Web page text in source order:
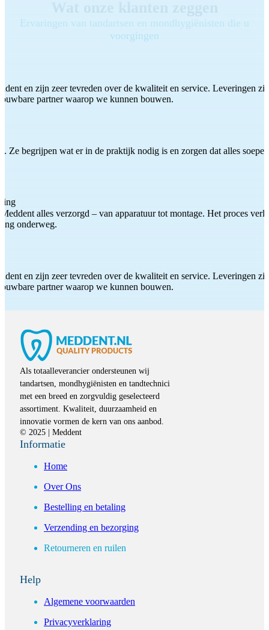
Ervaringen van tandartsen en mondhygiënisten die u
voorgingen
en zijn zeer tevreden over de kwaliteit en service. Leveringen
partner waarop we kunnen bouwen.
Ze begrijpen wat er in de praktijk nodig is en zorgen dat alles
alles verzorgd – van apparatuur tot montage. Het proces
onderweg.
en zijn zeer tevreden over de kwaliteit en service. Leveringen
partner waarop we kunnen bouwen.
Als totaalleverancier ondersteunen wij
tandartsen, mondhygiënisten en tandtechnici
met een breed en zorgvuldig geselecteerd
assortiment. Kwaliteit, duurzaamheid en
innovatie vormen de kern van ons aanbod.
© 2025 | Meddent
Informatie
Home
Over Ons
Bestelling en betaling
Verzending en bezorging
Retourneren en ruilen
Help
Algemene voorwaarden
Privacyverklaring